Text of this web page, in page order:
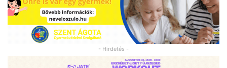
- Hirdetés -